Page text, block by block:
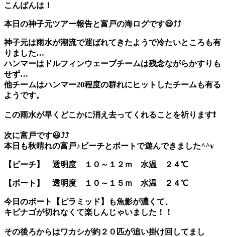
こんばんは！
本日の神子元ツアー報告と富戸の海ログです😃⤴⤴
神子元は雨水が潮流で運ばれてきたようで冷たいところも有
りました…
ハンマーはドルフィンウェーブチームは残念ながらかすりも
せず…
他チームはハンマー20程度の群れにヒットしたチームも有る
ようです。
この雨水が早くどこかに消え去ってくれることを祈ります❗
次に富戸です😃⤴⤴
本日も秋晴れの富戸♪ビーチとボートで遊んできました^^v
【ビーチ】 透明度 １０～１２ｍ 水温 ２４℃
【ボート】 透明度 １０～１５ｍ 水温 ２４℃
今日のボート【ピラミッド】
も魚影が濃くて、
キビナゴが切れなくて楽しんじゃいました！！
その後ろからはワカシが約２０匹が追い掛け回してまし